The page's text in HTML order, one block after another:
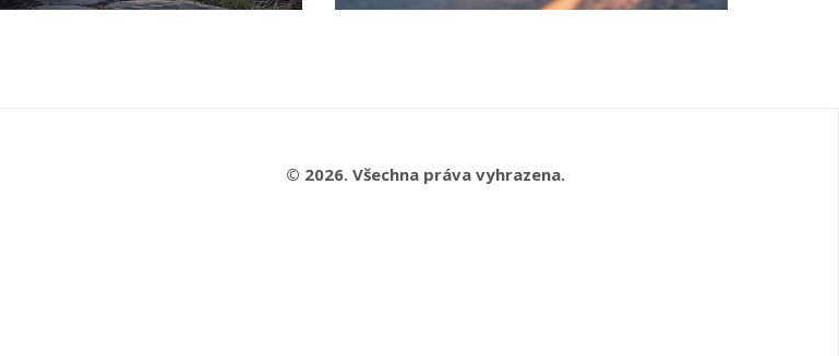
© 2026. Všechna práva vyhrazena.